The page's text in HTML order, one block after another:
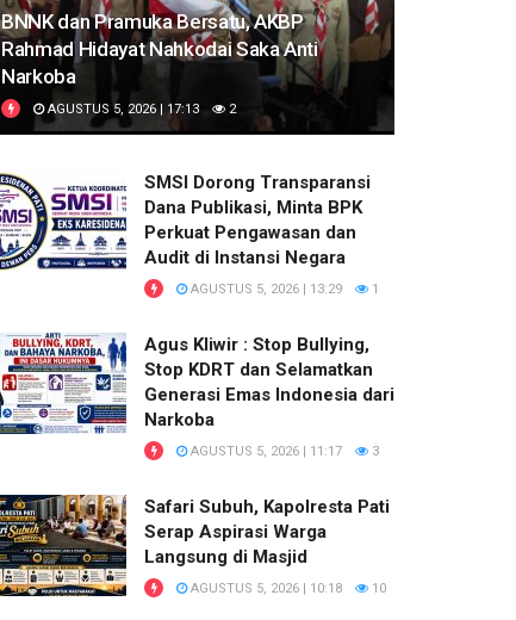
BNNK dan Pramuka Bersatu, AKBP
Rahmad Hidayat Nahkodai Saka Anti
Narkoba
AGUSTUS 5, 2026 | 17:13 2
SMSI Dorong Transparansi
Dana Publikasi, Minta BPK
Perkuat Pengawasan dan
Audit di Instansi Negara
AGUSTUS 5, 2026 | 13:29 1
Agus Kliwir : Stop Bullying,
Stop KDRT dan Selamatkan
Generasi Emas Indonesia dari
Narkoba
AGUSTUS 5, 2026 | 11:17 3
Safari Subuh, Kapolresta Pati
Serap Aspirasi Warga
Langsung di Masjid
AGUSTUS 5, 2026 | 10:18 10